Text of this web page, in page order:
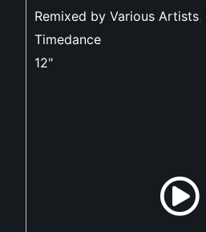
Remixed by Various Artists,
Timedance
12"